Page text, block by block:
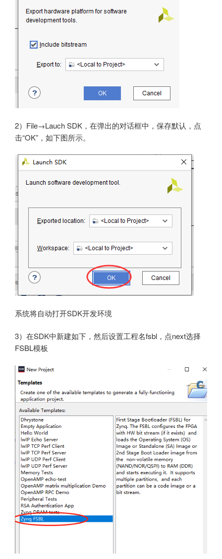
2）File→Lauch SDK，在弹出的对话框中，保存默认，点
击“OK”，如下图所示。
系统将自动打开SDK开发环境
3）在SDK中新建如下，然后设置工程名fsbl，点next选择
FSBL模板